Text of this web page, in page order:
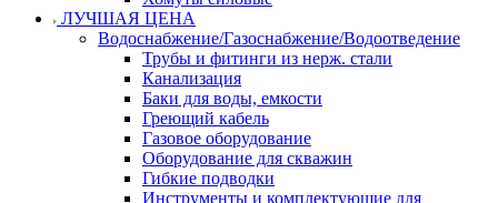
ЛУЧШАЯ ЦЕНА
Водоснабжение/Газоснабжение/Водоотведение
Трубы и фитинги из нерж. стали
Канализация
Баки для воды, емкости
Греющий кабель
Газовое оборудование
Оборудование для скважин
Гибкие подводки
Инструменты и комплектующие для